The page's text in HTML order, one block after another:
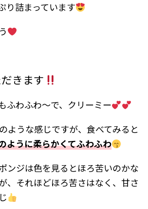
り詰まっています
きます
ふわふわ〜で、クリーミー
ような感じですが、食べてみると
ように柔らかくてふわふわ
ンジは色を見るとほろ苦いのかな
、それほどほろ苦さはなく、甘さ